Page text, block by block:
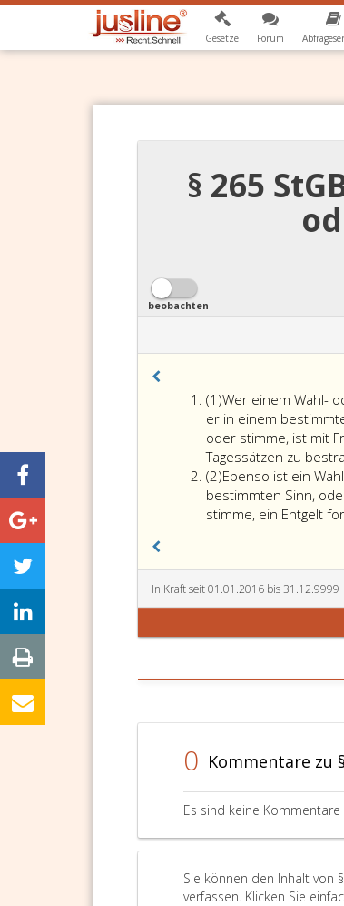
Gesetze Forum
§ 265
beobachten
(1)Absatz
eins
Wer einem Wahl-
er in einem
oder stimme, ist mit
Tagessätzen zu
(2)Absatz
2
Ebenso ist ein
bestimmten Sinn,
stimme, ein Entgelt
In Kraft seit 01.01.2016 bis 31.12.9999
0 Kommentare zu
Es sind keine
Sie können den Inhalt von
verfassen. Klicken Sie